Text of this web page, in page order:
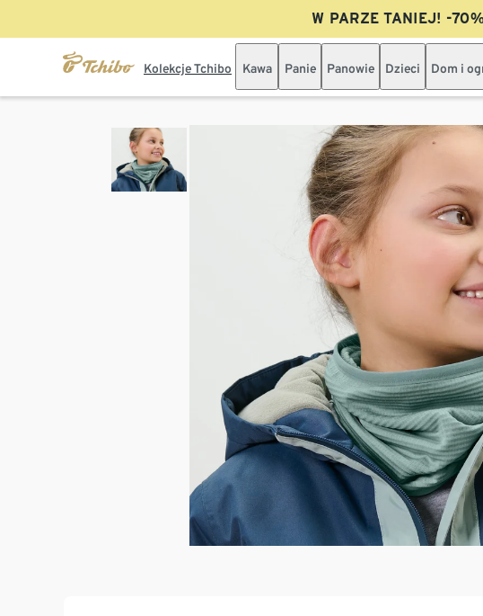
W PARZE TANIEJ! -
Kolekcje Tchibo Kawa Panie Panowie Dzieci Dom i